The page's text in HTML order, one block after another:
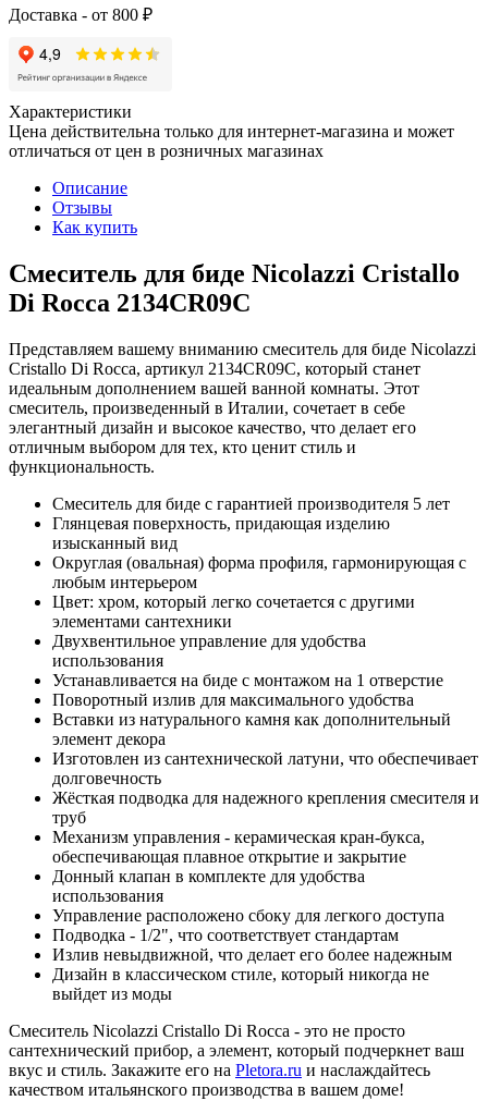
Доставка - от 800 ₽
Характеристики
Цена действительна только для интернет-магазина и может
отличаться от цен в розничных магазинах
Описание
Отзывы
Как купить
Смеситель для биде Nicolazzi Cristallo
Di Rocca 2134CR09C
Представляем вашему вниманию смеситель для биде Nicolazzi
Cristallo Di Rocca, артикул 2134CR09C, который станет
идеальным дополнением вашей ванной комнаты. Этот
смеситель, произведенный в Италии, сочетает в себе
элегантный дизайн и высокое качество, что делает его
отличным выбором для тех, кто ценит стиль и
функциональность.
Смеситель для биде с гарантией производителя 5 лет
Глянцевая поверхность, придающая изделию
изысканный вид
Округлая (овальная) форма профиля, гармонирующая с
любым интерьером
Цвет: хром, который легко сочетается с другими
элементами сантехники
Двухвентильное управление для удобства
использования
Устанавливается на биде с монтажом на 1 отверстие
Поворотный излив для максимального удобства
Вставки из натурального камня как дополнительный
элемент декора
Изготовлен из сантехнической латуни, что обеспечивает
долговечность
Жёсткая подводка для надежного крепления смесителя и
труб
Механизм управления - керамическая кран-букса,
обеспечивающая плавное открытие и закрытие
Донный клапан в комплекте для удобства
использования
Управление расположено сбоку для легкого доступа
Подводка - 1/2", что соответствует стандартам
Излив невыдвижной, что делает его более надежным
Дизайн в классическом стиле, который никогда не
выйдет из моды
Смеситель Nicolazzi Cristallo Di Rocca - это не просто
сантехнический прибор, а элемент, который подчеркнет ваш
вкус и стиль. Закажите его на Pletora.ru и наслаждайтесь
качеством итальянского производства в вашем доме!